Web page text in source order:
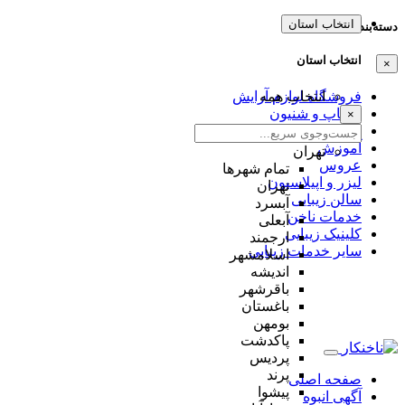
دسته‌بندی‌ها
×
فروشگاه لوازم آرایش
میکاپ و شنیون
مژه و ابرو
آموزش
عروس
لیزر و اپیلاسیون
سالن زیبایی
خدمات ناخن
کلینیک زیبایی
سایر خدمات زیبایی
انتخاب استان
انتخاب استان
انتخاب همه
×
تهران
تمام شهر‌ها
تهران
آبسرد
آبعلی
ارجمند
اسلامشهر
اندیشه
باقرشهر
باغستان
بومهن
پاکدشت
پردیس
پرند
پیشوا
صفحه اصلی
آگهی انبوه